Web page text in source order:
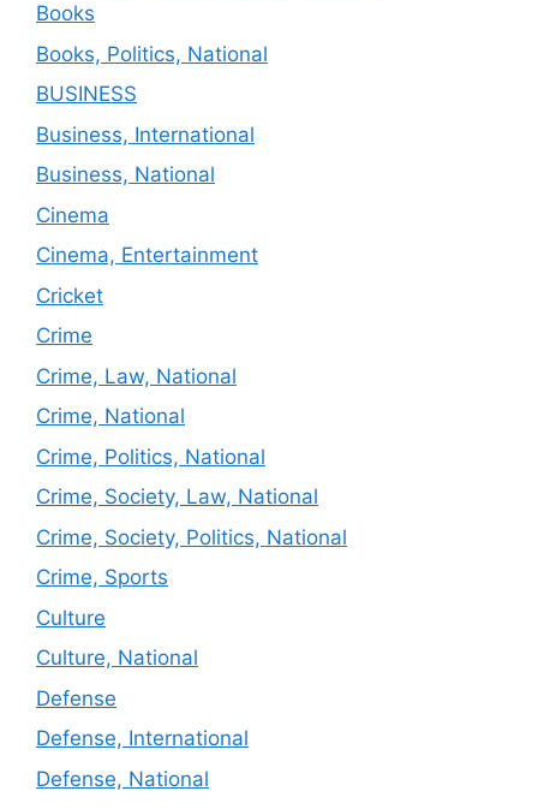
Books
Books, Politics, National
BUSINESS
Business, International
Business, National
Cinema
Cinema, Entertainment
Cricket
Crime
Crime, Law, National
Crime, National
Crime, Politics, National
Crime, Society, Law, National
Crime, Society, Politics, National
Crime, Sports
Culture
Culture, National
Defense
Defense, International
Defense, National